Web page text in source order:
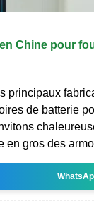
Chine pour
principaux
de batterie
en gros des